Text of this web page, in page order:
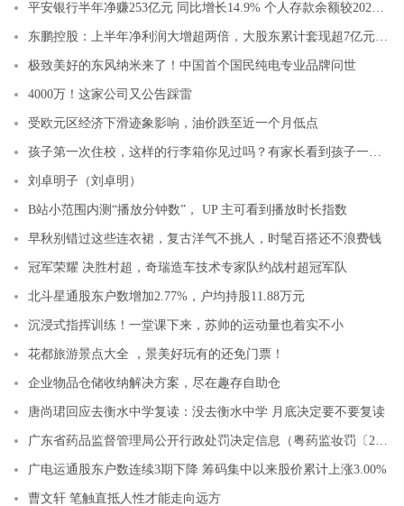
平安银行半年净赚253亿元 同比增长14.9% 个人存款余额较2022年末增长10.9%
东鹏控股：上半年净利润大增超两倍，大股东累计套现超7亿元 ｜看财报
极致美好的东风纳米来了！中国首个国民纯电专业品牌问世
4000万！这家公司又公告踩雷
受欧元区经济下滑迹象影响，油价跌至近一个月低点
孩子第一次住校，这样的行李箱你见过吗？有家长看到孩子一天50多元的消费记录，不淡定了……
刘卓明子（刘卓明）
B站小范围内测“播放分钟数”， UP 主可看到播放时长指数
早秋别错过这些连衣裙，复古洋气不挑人，时髦百搭还不浪费钱
冠军荣耀 决胜村超，奇瑞造车技术专家队约战村超冠军队
北斗星通股东户数增加2.77%，户均持股11.88万元
沉浸式指挥训练！一堂课下来，苏帅的运动量也着实不小
花都旅游景点大全 ，景美好玩有的还免门票！
企业物品仓储收纳解决方案，尽在趣存自助仓
唐尚珺回应去衡水中学复读：没去衡水中学 月底决定要不要复读
广东省药品监督管理局公开行政处罚决定信息（粤药监妆罚〔2023〕2001号）
广电运通股东户数连续3期下降 筹码集中以来股价累计上涨3.00%
曹文轩 笔触直抵人性才能走向远方